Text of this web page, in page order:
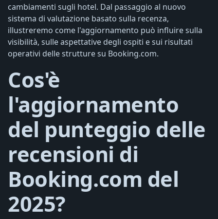
cambiamenti sugli hotel. Dal passaggio al nuovo
sistema di valutazione basato sulla recenza,
illustreremo come l'aggiornamento può influire sulla
visibilità, sulle aspettative degli ospiti e sui risultati
operativi delle strutture su Booking.com.
Cos'è
l'aggiornamento
del punteggio delle
recensioni di
Booking.com del
2025?